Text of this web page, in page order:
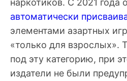
автоматически
элементами азартных
«только для взрослых».
под эту категорию, при
издатели не были